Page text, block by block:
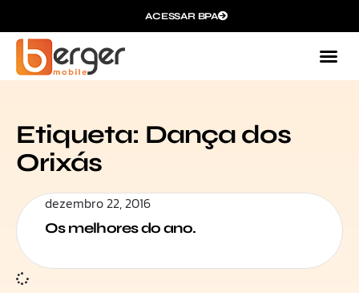
ACESSAR BPA
Etiqueta: Dança dos
Orixás
dezembro 22, 2016
Os melhores do ano.